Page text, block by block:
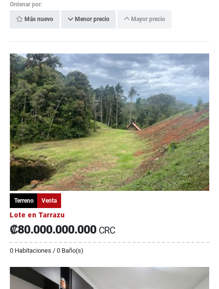
Ordenar por:
Más nuevo Menor precio Mayor precio
Terreno Venta
Lote en Tarrazu
₡80.000.000.000 CRC
0 Habitaciones / 0 Baño(s)